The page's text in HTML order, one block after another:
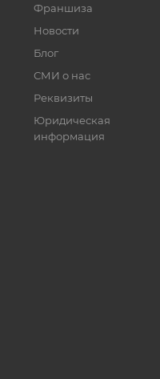
Франшиза
Новости
Блог
СМИ о нас
Реквизиты
Юридическая
информация